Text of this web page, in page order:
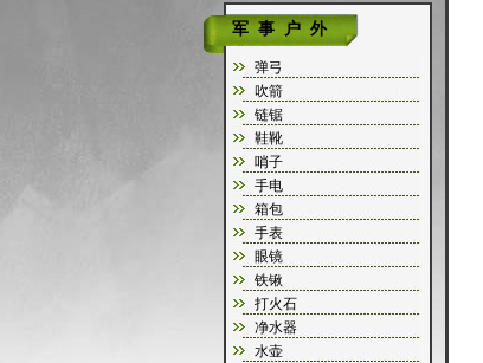
军事户外
弹弓
吹箭
链锯
鞋靴
哨子
手电
箱包
手表
眼镜
铁锹
打火石
净水器
水壶